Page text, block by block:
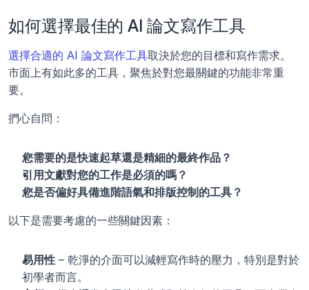
如何選擇最佳的 AI 論文寫作工具
選擇合適的 AI 論文寫作工具取決於您的目標和寫作需求。
市面上有如此多的工具，聚焦於對您最關鍵的功能非常重
要。
捫心自問：
您需要的是快速起草還是精細的最終作品？
引用文獻對您的工作是必須的嗎？
您是否偏好具備進階語氣和排版控制的工具？
以下是需要考慮的一些關鍵因素：
易用性 – 乾淨的介面可以減輕寫作時的壓力，特別是對於
初學者而言。